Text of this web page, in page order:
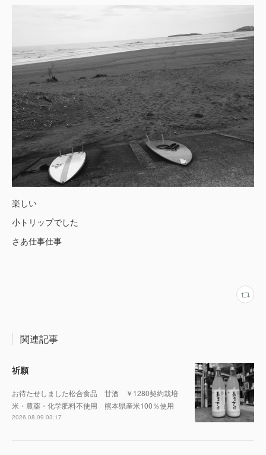
楽しい
小トリップでした
さあ仕事仕事
関連記事
祈願
お待たせしました松合食品 甘酒 ￥1280契約栽培
米・農薬・化学肥料不使用 熊本県産米100％使用
2026.08.09 03:17